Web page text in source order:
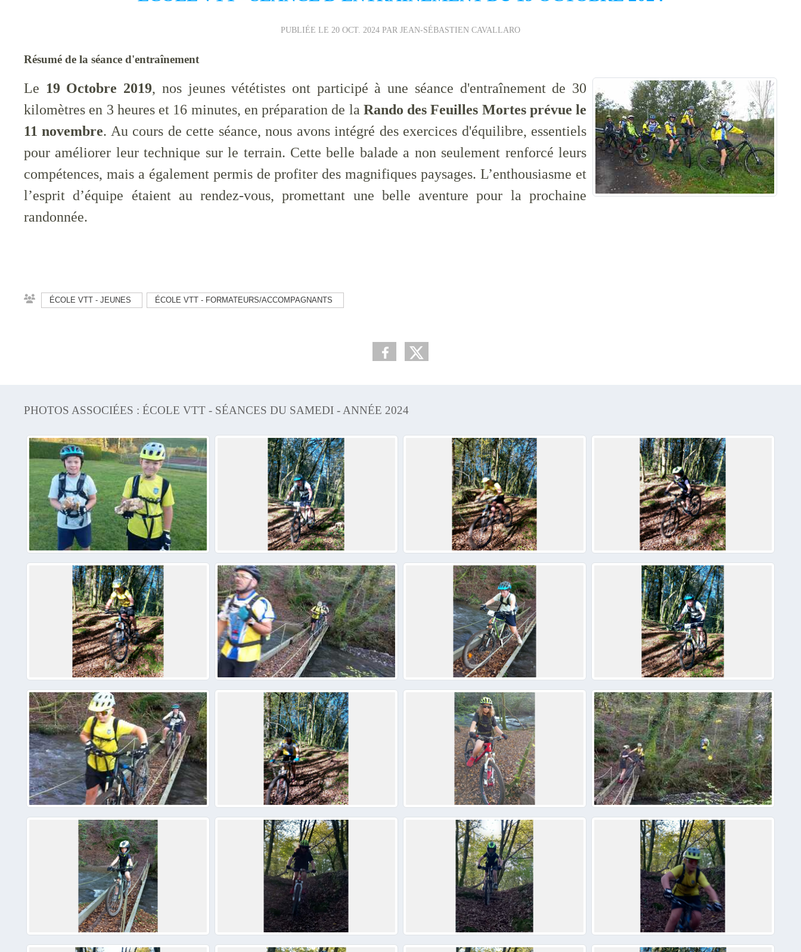
PUBLIÉE LE 20 OCT. 2024 PAR JEAN-SÉBASTIEN CAVALLARO
Résumé de la séance d'entraînement
Le 19 Octobre 2019, nos jeunes vététistes ont participé à une séance d'entraînement de 30
kilomètres en 3 heures et 16 minutes, en préparation de la Rando des Feuilles Mortes prévue le
11 novembre. Au cours de cette séance, nous avons intégré des exercices d'équilibre, essentiels
pour améliorer leur technique sur le terrain. Cette belle balade a non seulement renforcé leurs
compétences, mais a également permis de profiter des magnifiques paysages. L’enthousiasme et
l’esprit d’équipe étaient au rendez-vous, promettant une belle aventure pour la prochaine
randonnée.
ÉCOLE VTT - JEUNES ÉCOLE VTT - FORMATEURS/ACCOMPAGNANTS
PHOTOS ASSOCIÉES : ÉCOLE VTT - SÉANCES DU SAMEDI - ANNÉE 2024